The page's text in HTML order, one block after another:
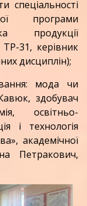
спеціальності
програми
продукції
ТР-31, керівник
дисциплін);
мода чи
здобувач
освітньо-
і технологія
академічної
Петракович,